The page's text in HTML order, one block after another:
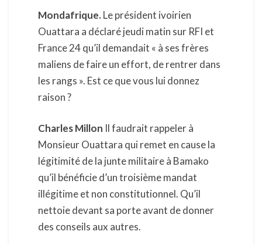
Mondafrique.Le président ivoirien
Ouattara a déclaré jeudi matin sur RFI et
France 24 qu’il demandait « à ses frères
maliens de faire un effort, de rentrer dans
les rangs ». Est ce que vous lui donnez
raison ?
Charles Millon Il faudrait rappeler à
Monsieur Ouattara qui remet en cause la
légitimité de la junte militaire à Bamako
qu’il bénéficie d’un troisième mandat
illégitime et non constitutionnel. Qu’il
nettoie devant sa porte avant de donner
des conseils aux autres.